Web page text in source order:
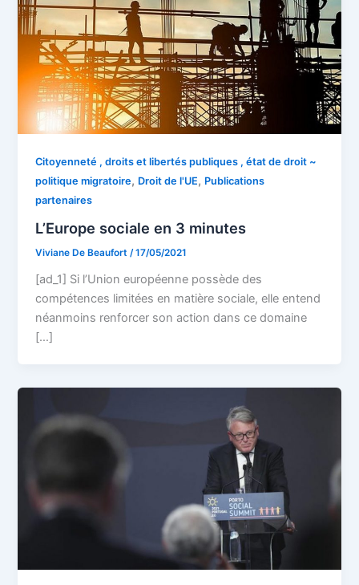
Citoyenneté , droits et libertés publiques , état de droit ~
politique migratoire, Droit de l'UE, Publications
partenaires
L’Europe sociale en 3 minutes
Viviane De Beaufort/17/05/2021
[ad_1] Si l’Union européenne possède des
compétences limitées en matière sociale, elle entend
néanmoins renforcer son action dans ce domaine
[…]